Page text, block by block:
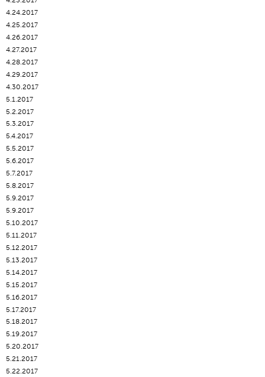
4.24.2017
4.25.2017
4.26.2017
4.27.2017
4.28.2017
4.29.2017
4.30.2017
5.1.2017
5.2.2017
5.3.2017
5.4.2017
5.5.2017
5.6.2017
5.7.2017
5.8.2017
5.9.2017
5.9.2017
5.10.2017
5.11.2017
5.12.2017
5.13.2017
5.14.2017
5.15.2017
5.16.2017
5.17.2017
5.18.2017
5.19.2017
5.20.2017
5.21.2017
5.22.2017